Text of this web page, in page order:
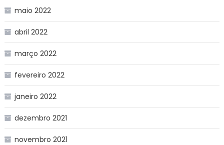
maio 2022
abril 2022
março 2022
fevereiro 2022
janeiro 2022
dezembro 2021
novembro 2021